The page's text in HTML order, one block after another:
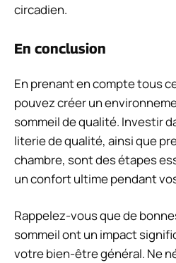
circadien.
En conclusion
En prenant en compte tous
pouvez créer un
sommeil de qualité. Investir
literie de qualité, ainsi que
chambre, sont des étapes
un confort ultime pendant
Rappelez-vous que de
sommeil ont un impact
votre bien-être général. Ne